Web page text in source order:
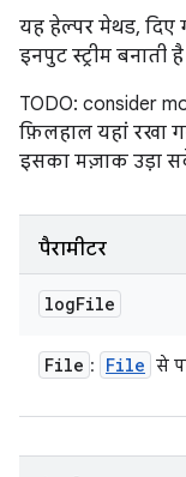
यह हेल्पर मेथड,
इनपुट स्ट्रीम बनाती है
TODO: consider
फ़िलहाल यहां रखा
इसका मज़ाक उड़ा
पैरामीटर
logFile
File : File से